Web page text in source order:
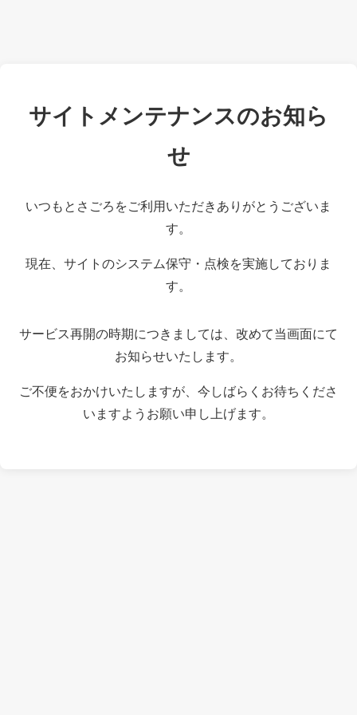
サイトメンテナンスのお知ら
せ
いつもとさごろをご利用いただきありがとうございま
す。
現在、サイトのシステム保守・点検を実施しておりま
す。
サービス再開の時期につきましては、改めて当画面にて
お知らせいたします。
ご不便をおかけいたしますが、今しばらくお待ちくださ
いますようお願い申し上げます。